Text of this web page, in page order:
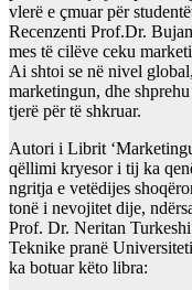
vlerë e çmuar për
Recenzenti Prof.Dr.
mes të cilëve ceku
Ai shtoi se në nivel
marketingun, dhe
tjerë për të shkruar.
Autori i Librit
qëllimi kryesor i tij ka
ngritja e vetëdijes
tonë i nevojitet dije,
Prof. Dr. Neritan
Teknike pranë
ka botuar këto libra: